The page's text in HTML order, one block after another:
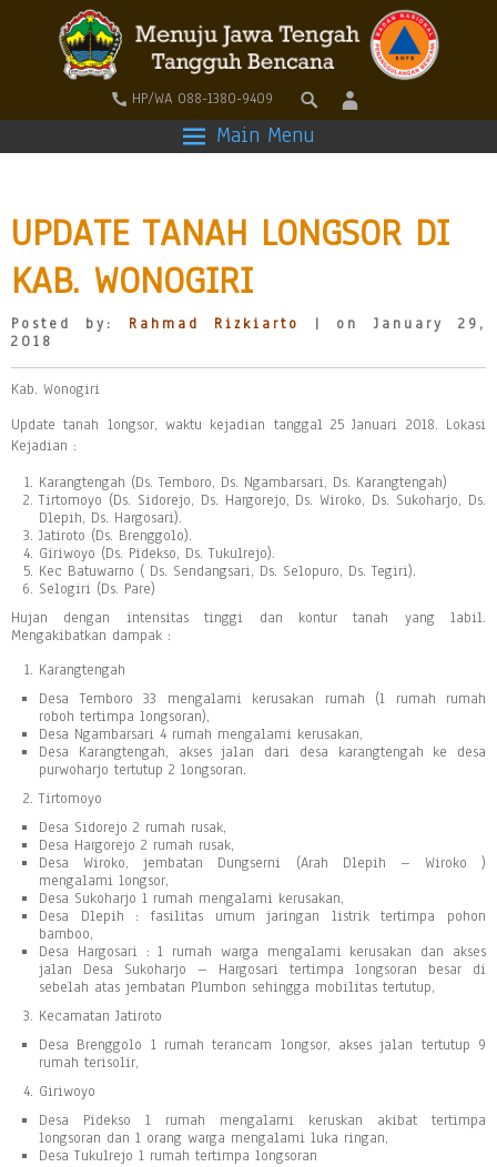
HP/WA 088-1380-9409
Main Menu
UPDATE TANAH LONGSOR DI
KAB. WONOGIRI
Posted by: Rahmad Rizkiarto
| on January 29,
2018
Kab. Wonogiri
Update tanah longsor, waktu kejadian tanggal 25 Januari 2018. Lokasi
Kejadian :
Karangtengah (Ds. Temboro, Ds. Ngambarsari, Ds. Karangtengah)
Tirtomoyo (Ds. Sidorejo, Ds. Hargorejo, Ds. Wiroko, Ds. Sukoharjo, Ds.
Dlepih, Ds. Hargosari).
Jatiroto (Ds. Brenggolo).
Giriwoyo (Ds. Pidekso, Ds. Tukulrejo).
Kec Batuwarno ( Ds. Sendangsari, Ds. Selopuro, Ds. Tegiri).
Selogiri (Ds. Pare)
Hujan dengan intensitas tinggi dan kontur tanah yang labil.
Mengakibatkan dampak :
Karangtengah
Desa Temboro 33 mengalami kerusakan rumah (1 rumah rumah
roboh tertimpa longsoran),
Desa Ngambarsari 4 rumah mengalami kerusakan,
Desa Karangtengah, akses jalan dari desa karangtengah ke desa
purwoharjo tertutup 2 longsoran.
Tirtomoyo
Desa Sidorejo 2 rumah rusak,
Desa Hargorejo 2 rumah rusak,
Desa Wiroko, jembatan Dungserni (Arah Dlepih – Wiroko )
mengalami longsor,
Desa Sukoharjo 1 rumah mengalami kerusakan,
Desa Dlepih : fasilitas umum jaringan listrik tertimpa pohon
bamboo,
Desa Hargosari : 1 rumah warga mengalami kerusakan dan akses
jalan Desa Sukoharjo – Hargosari tertimpa longsoran besar di
sebelah atas jembatan Plumbon sehingga mobilitas tertutup,
Kecamatan Jatiroto
Desa Brenggolo 1 rumah terancam longsor, akses jalan tertutup 9
rumah terisolir,
Giriwoyo
Desa Pidekso 1 rumah mengalami keruskan akibat tertimpa
longsoran dan 1 orang warga mengalami luka ringan,
Desa Tukulrejo 1 rumah tertimpa longsoran